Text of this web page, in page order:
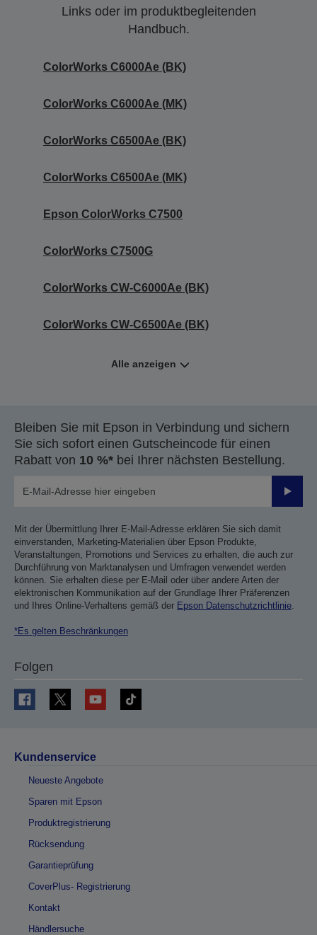
Links oder im produktbegleitenden
Handbuch.
ColorWorks C6000Ae (BK)
ColorWorks C6000Ae (MK)
ColorWorks C6500Ae (BK)
ColorWorks C6500Ae (MK)
Epson ColorWorks C7500
ColorWorks C7500G
ColorWorks CW-C6000Ae (BK)
ColorWorks CW-C6500Ae (BK)
Alle anzeigen
Bleiben Sie mit Epson in Verbindung und sichern
Sie sich sofort einen Gutscheincode für einen
Rabatt von 10 %* bei Ihrer nächsten Bestellung.
Mit der Übermittlung Ihrer E-Mail-Adresse erklären Sie sich damit
einverstanden, Marketing-Materialien über Epson Produkte,
Veranstaltungen, Promotions und Services zu erhalten, die auch zur
Durchführung von Marktanalysen und Umfragen verwendet werden
können. Sie erhalten diese per E-Mail oder über andere Arten der
elektronischen Kommunikation auf der Grundlage Ihrer Präferenzen
und Ihres Online-Verhaltens gemäß der Epson Datenschutzrichtlinie
*Es gelten Beschränkungen
Folgen
Kundenservice
Neueste Angebote
Sparen mit Epson
Produktregistrierung
Rücksendung
Garantieprüfung
CoverPlus- Registrierung
Kontakt
Händlersuche